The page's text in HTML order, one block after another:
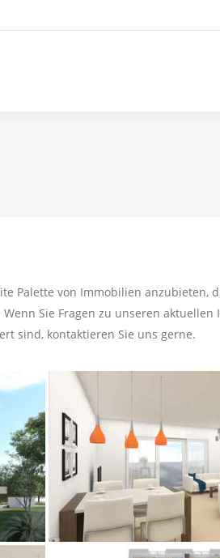
Palette von Immobilien anzubieten,
Sie Fragen zu unseren aktuellen
sind, kontaktieren Sie uns gerne.